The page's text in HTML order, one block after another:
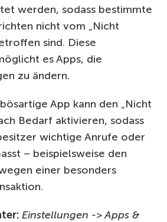
werden, sodass bestimmte
nicht vom „Nicht
sind. Diese
es Apps, die
zu ändern.
App kann den „Nicht
Bedarf aktivieren, sodass
wichtige Anrufe oder
– beispielsweise den
einer besonders
Einstellungen -> Apps &